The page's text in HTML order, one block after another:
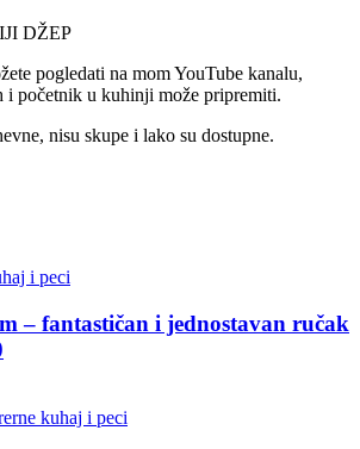
DŽEP
pogledati na mom YouTube kanalu,
i početnik u kuhinji može pripremiti.
nisu skupe i lako su dostupne.
– fantastičan i jednostavan ručak